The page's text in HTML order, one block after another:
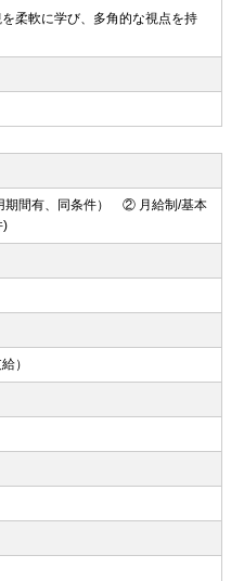
柔軟に学び、多角的な視点を持
期間有、同条件） ② 月給制/基本
)
）